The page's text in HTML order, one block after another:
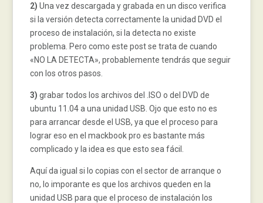
2) Una vez descargada y grabada en un disco verifica
si la versión detecta correctamente la unidad DVD el
proceso de instalación, si la detecta no existe
problema. Pero como este post se trata de cuando
«NO LA DETECTA», probablemente tendrás que seguir
con los otros pasos.
3) grabar todos los archivos del .ISO o del DVD de
ubuntu 11.04 a una unidad USB. Ojo que esto no es
para arrancar desde el USB, ya que el proceso para
lograr eso en el mackbook pro es bastante más
complicado y la idea es que esto sea fácil.
Aquí da igual si lo copias con el sector de arranque o
no, lo imporante es que los archivos queden en la
unidad USB para que el proceso de instalación los